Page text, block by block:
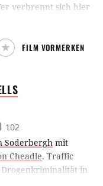
verbrennt sich hier
CD, auf der
der CIA zu finden
FILM VORMERKEN
102
Soderbergh mit
Cheadle. Traffic
in